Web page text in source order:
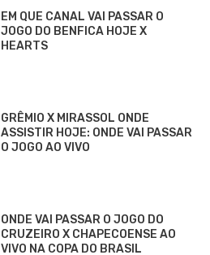
EM QUE CANAL VAI PASSAR O
JOGO DO BENFICA HOJE X
HEARTS
GRÊMIO X MIRASSOL ONDE
ASSISTIR HOJE: ONDE VAI PASSAR
O JOGO AO VIVO
ONDE VAI PASSAR O JOGO DO
CRUZEIRO X CHAPECOENSE AO
VIVO NA COPA DO BRASIL